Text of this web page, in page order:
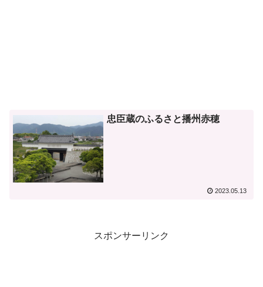
忠臣蔵のふるさと播州赤穂
2023.05.13
スポンサーリンク